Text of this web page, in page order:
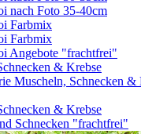
nach Foto 35-40cm
Farbmix
Farbmix
Angebote "frachtfrei"
& Krebse
Muscheln, Schnecken &
& Krebse
Schnecken "frachtfrei"